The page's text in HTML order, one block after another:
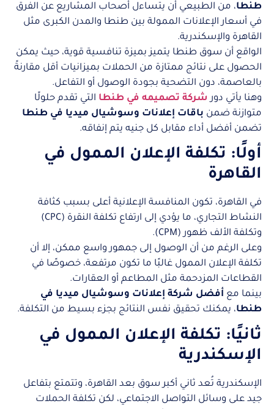
طنطا، من الطبيعي أن يتساءل أصحاب المشاريع عن الفرق
في أسعار الإعلانات الممولة بين طنطا والمدن الكبرى مثل
القاهرة والإسكندرية.
الواقع أن سوق طنطا يتميز بميزة تنافسية قوية، حيث يمكن
الحصول على نتائج ممتازة من الحملات بميزانيات أقل مقارنةً
بالعاصمة، دون التضحية بجودة الوصول أو التفاعل.
وهنا يأتي دور شركة تصميمه في طنطا التي تقدم حلولًا
متوازنة ضمن باقات إعلانات وسوشيال ميديا في طنطا
تضمن أفضل أداء مقابل كل جنيه يتم إنفاقه.
أولًا: تكلفة الإعلان الممول في
القاهرة
في القاهرة، تكون المنافسة الإعلانية أعلى بسبب كثافة
النشاط التجاري، ما يؤدي إلى ارتفاع تكلفة النقرة (CPC)
وتكلفة الألف ظهور (CPM).
وعلى الرغم من أن الوصول إلى جمهور واسع ممكن، إلا أن
تكلفة الإعلان الممول غالبًا ما تكون مرتفعة، خصوصًا في
القطاعات المزدحمة مثل المطاعم أو العقارات.
بينما مع أفضل شركة إعلانات وسوشيال ميديا في
طنطا، يمكنك تحقيق نفس النتائج بجزء بسيط من التكلفة.
ثانيًا: تكلفة الإعلان الممول في
الإسكندرية
الإسكندرية تُعد ثاني أكبر سوق بعد القاهرة، وتتمتع بتفاعل
جيد على وسائل التواصل الاجتماعي، لكن تكلفة الحملات